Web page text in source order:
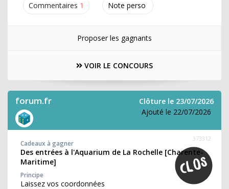
Commentaires 1 Note perso
Proposer les gagnants
VOIR LE CONCOURS
forum.fr
Clôture le 23/07/2026
Ajouté le 22/07/2026
373312
Cadeaux à gagner
Des entrées à l'Aquarium de La Rochelle [Charente-
Maritime]
Principe
Laissez vos coordonnées